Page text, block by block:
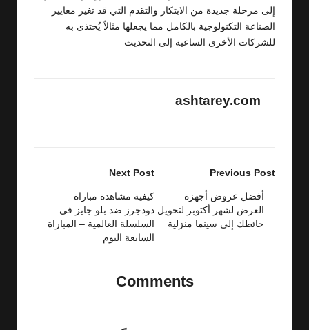
إلى مرحلة جديدة من الابتكار والتقدم التي قد تغير معايير
الصناعة التكنولوجية بالكامل مما يجعلها مثالاً يُحتذى به
للشركات الأخرى الساعية إلى التحديث
ashtarey.com
Post
navigation
Previous Post
أفضل عروض أجهزة
العرض لشهر أكتوبر لتحويل
حائطك إلى سينما منزلية
Next Post
كيفية مشاهدة مباراة
دودجرز ضد بلو جايز في
السلسلة العالمية – المباراة
السابعة اليوم
Comments